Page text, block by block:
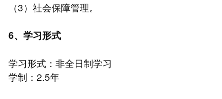
（3）社会保障管理。
6、学习形式
学习形式：非全日制学习
学制：2.5年